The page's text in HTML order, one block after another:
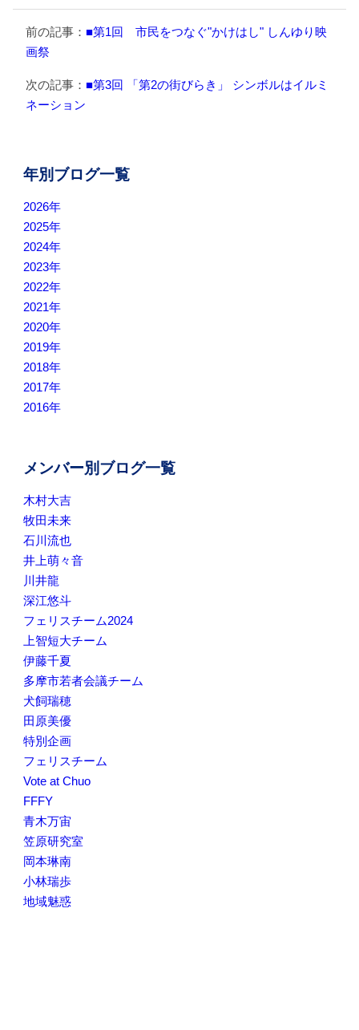
前の記事： ■第1回 市民をつなぐ"かけはし" しんゆり映
画祭
次の記事： ■第3回 「第2の街びらき」 シンボルはイルミ
ネーション
年別ブログ一覧
2026年
2025年
2024年
2023年
2022年
2021年
2020年
2019年
2018年
2017年
2016年
メンバー別ブログ一覧
木村大吉
牧田未来
石川流也
井上萌々音
川井龍
深江悠斗
フェリスチーム2024
上智短大チーム
伊藤千夏
多摩市若者会議チーム
犬飼瑞穂
田原美優
特別企画
フェリスチーム
Vote at Chuo
FFFY
青木万宙
笠原研究室
岡本琳南
小林瑞歩
地域魅惑